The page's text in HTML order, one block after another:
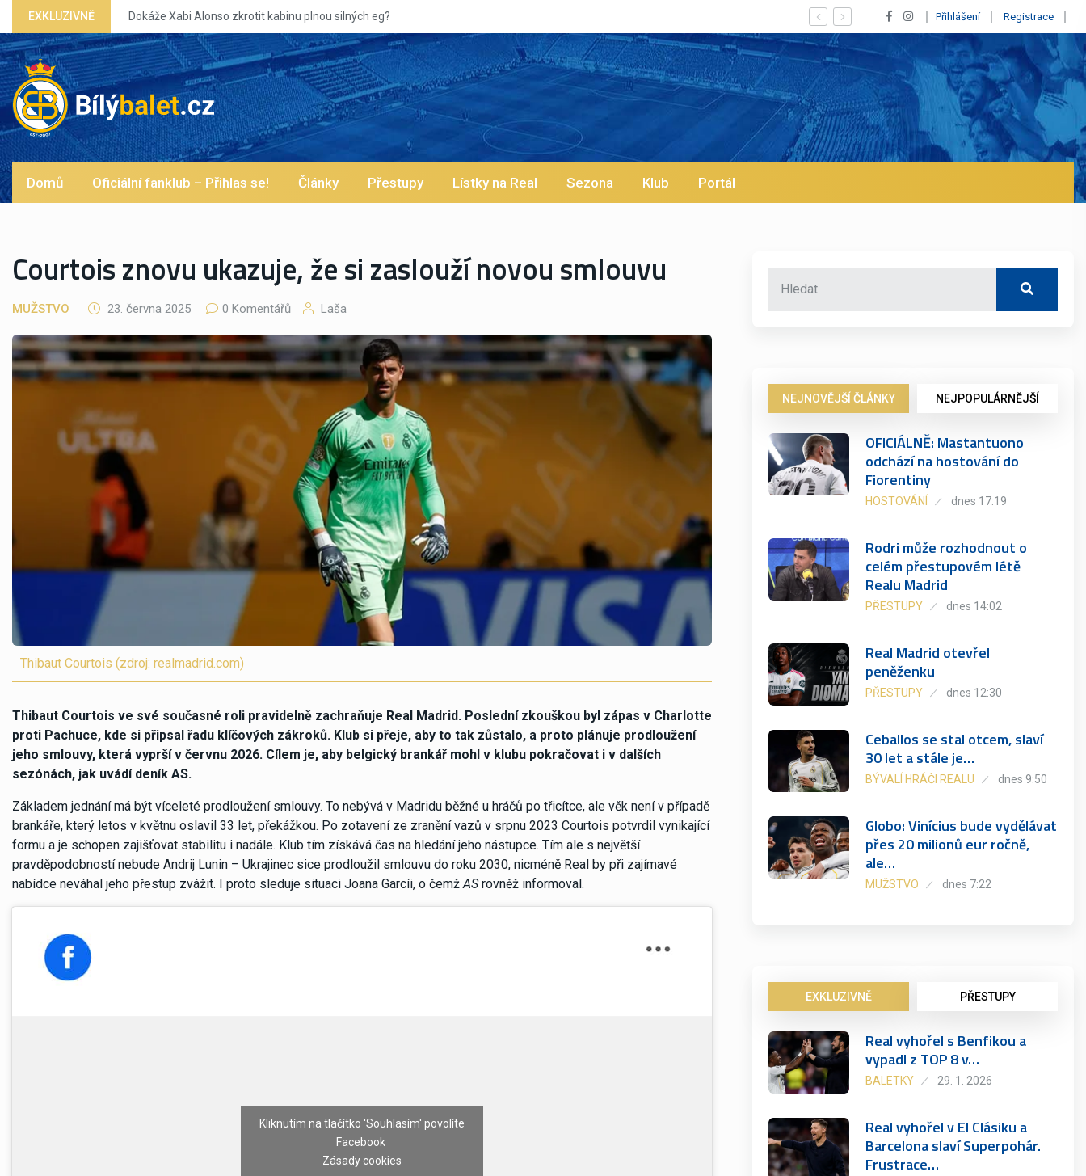
EXKLUZIVNĚ
Xabi Alonso zkrotit kabinu plnou silných eg? Vypískaný Vinícius! Blíží se jeho odchod z Realu a pustí se klub na trh už v
Přihlášení Registrace
Domů Oficiální fanklub – Přihlas se! Články Přestupy Lístky na Real Sezona Klub Portál
Courtois znovu ukazuje, že si zaslouží novou smlouvu
MUŽSTVO 23. června 2025 0 Komentářů Laša
Thibaut Courtois (zdroj: realmadrid.com)
Thibaut Courtois ve své současné roli pravidelně zachraňuje Real Madrid. Poslední zkouškou byl zápas v Charlotte
proti Pachuce, kde si připsal řadu klíčových zákroků. Klub si přeje, aby to tak zůstalo, a proto plánuje prodloužení
jeho smlouvy, která vyprší v červnu 2026. Cílem je, aby belgický brankář mohl v klubu pokračovat i v dalších
sezónách, jak uvádí deník AS.
Základem jednání má být víceleté prodloužení smlouvy. To nebývá v Madridu běžné u hráčů po třicítce, ale věk není v případě
brankáře, který letos v květnu oslavil 33 let, překážkou. Po zotavení ze zranění vazů v srpnu 2023 Courtois potvrdil vynikající
formu a je schopen zajišťovat stabilitu i nadále. Klub tím získává čas na hledání jeho nástupce. Tím ale s největší
pravděpodobností nebude Andrij Lunin – Ukrajinec sice prodloužil smlouvu do roku 2030, nicméně Real by při zajímavé
nabídce neváhal jeho přestup zvážit. I proto sleduje situaci Joana Garcíi, o čemž ASrovněž informoval.
Kliknutím na tlačítko 'Souhlasím' povolíte
Facebook
Zásady cookies
NEJNOVĚJŠÍ ČLÁNKY NEJPOPULÁRNĚJŠÍ
OFICIÁLNĚ: Mastantuono
odchází na hostování do
Fiorentiny
HOSTOVÁNÍ dnes 17:19
Rodri může rozhodnout o
celém přestupovém létě
Realu Madrid
PŘESTUPY dnes 14:02
Real Madrid otevřel
peněženku
PŘESTUPY dnes 12:30
Ceballos se stal otcem, slaví
30 let a stále je…
BÝVALÍ HRÁČI REALU dnes 9:50
Globo: Vinícius bude vydělávat
přes 20 milionů eur ročně,
ale…
MUŽSTVO dnes 7:22
EXKLUZIVNĚ PŘESTUPY
Real vyhořel s Benfikou a
vypadl z TOP 8 v…
BALETKY 29. 1. 2026
Real vyhořel v El Clásiku a
Barcelona slaví Superpohár.
Frustrace…